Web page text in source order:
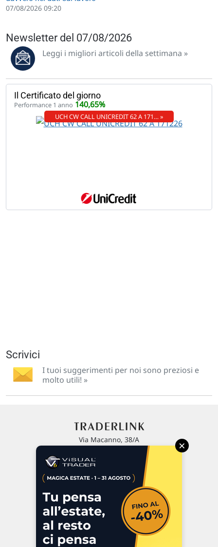
07/08/2026 09:20
Newsletter del 07/08/2026
Leggi i migliori articoli della settimana »
Il Certificato del giorno
Performance 1 anno 140,65%
UCH CW CALL UNICREDIT 62 A 171… »
Scrivici
I tuoi suggerimenti per noi sono preziosi e
molto utili! »
Via Macanno, 38/A
P.IVA 02 452 460 401
Commenti e segnalazioni
Contattaci
×